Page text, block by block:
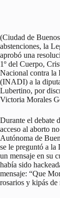
(Ciudad de
abstenciones, la
aprobó una
1º del Cuerpo,
Nacional contra la
(INADI) a la
Lubertino, por
Victoria Morales
Durante el debate
acceso al aborto
Autónoma de
se le preguntó a
un mensaje en su
había sido
mensaje: “Que
rosarios y kipás de